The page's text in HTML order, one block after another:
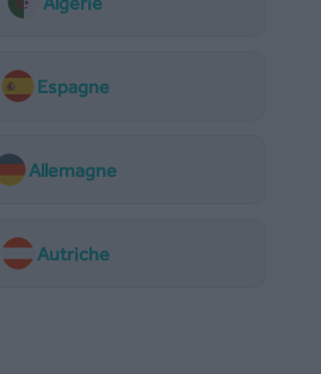
Espagne
Allemagne
Autriche